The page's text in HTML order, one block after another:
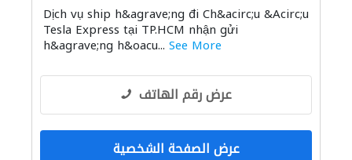
Dịch vụ ship h&agrave;ng đi Ch&acirc;u &Acirc;u
Tesla Express tại TP.HCM nhận gửi
h&agrave;ng h&oacu... See More
عرض رقم الهاتف
عرض الصفحة الشخصية